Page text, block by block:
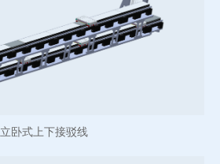
立卧式上下接驳线